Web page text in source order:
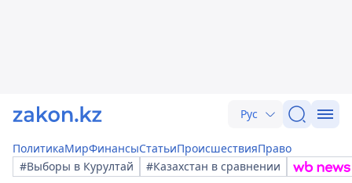
Рус
ПолитикаМирФинансыСтатьиПроисшествияПраво
#Выборы в Курултай
#Казахстан в сравнении